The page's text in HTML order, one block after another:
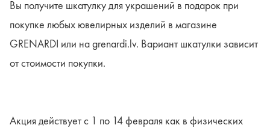
Вы получите шкатулку для украшений в подарок при
покупке любых ювелирных изделий в магазине
GRENARDI или на grenardi.lv. Вариант шкатулки зависит
от стоимости покупки.
Акция действует с 1 по 14 февраля как в физических